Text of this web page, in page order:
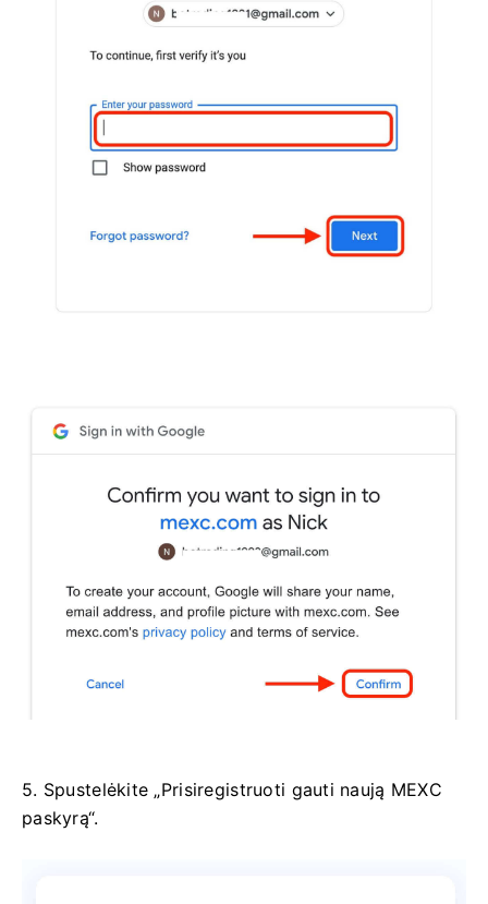
5. Spustelėkite „Prisiregistruoti gauti naują MEXC
paskyrą“.